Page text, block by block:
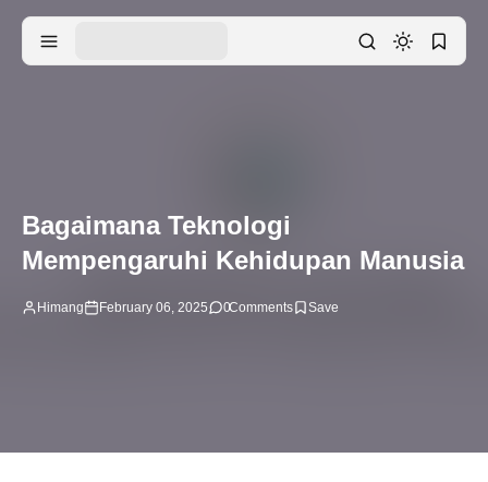
Bagaimana Teknologi
Mempengaruhi Kehidupan Manusia
Himang February 06, 2025 0Comments